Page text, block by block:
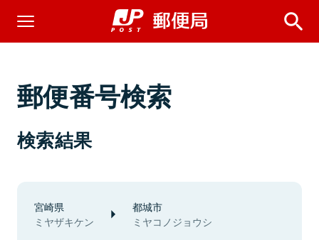
郵便番号検索
検索結果
宮崎県
ミヤザキケン
都城市
ミヤコノジョウシ